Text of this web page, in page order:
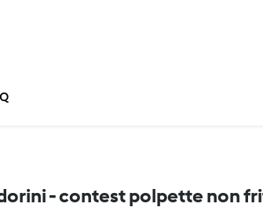
- contest polpette non